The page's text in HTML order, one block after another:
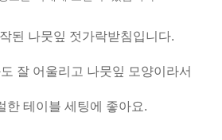
된 나뭇잎 젓가락받침입니다.
잘 어울리고 나뭇잎 모양이라서
한 테이블 세팅에 좋아요.